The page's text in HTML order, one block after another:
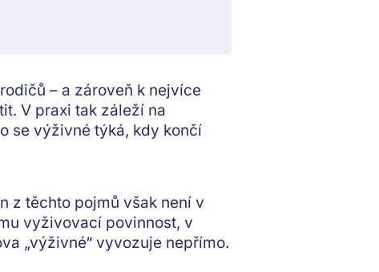
– a zároveň k nejvíce
V praxi tak záleží na
se výživné týká, kdy končí
z těchto pojmů však není v
vyživovací povinnost, v
„výživné“ vyvozuje nepřímo.